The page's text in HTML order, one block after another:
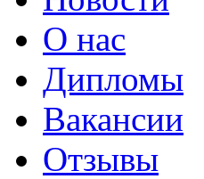
О нас
Дипломы
Вакансии
Отзывы